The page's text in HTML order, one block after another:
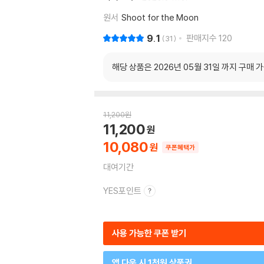
원서 Shoot for the Moon
9.1 31 판매지수 120
해당 상품은 2026년 05월 31일 까지 구매
11,200원
10,080
11,200
쿠폰혜택가
대여기간
YES포인트
사용 가능한 쿠폰 받기